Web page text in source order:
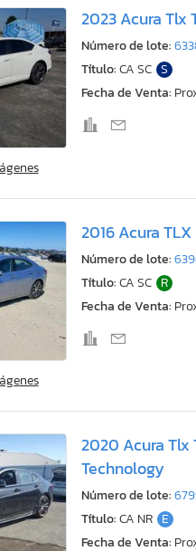
2023 Acura Tlx
Número de lote:
Título:CA SC S
Fecha de Venta:
2016 Acura TLX
Número de lote:
Título:CA SC R
Fecha de Venta:
2020 Acura Tlx
Technology
Número de lote:
Título:CA NR E
Fecha de Venta: